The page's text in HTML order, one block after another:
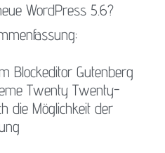
WordPress 5.6?
Blockeditor Gutenberg
Twenty Twenty-
die Möglichkeit der